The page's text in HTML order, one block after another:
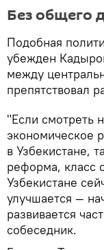
Без общего
Подобная
убежден
между
препятствовал
"Если смотреть
экономическое
в Узбекистане,
реформа, класс
Узбекистане
улучшается —
развивается
собеседник.